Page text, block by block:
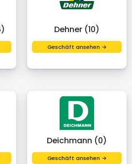
Dehner (10)
Geschäft ansehen →
Deichmann (0)
Geschäft ansehen →